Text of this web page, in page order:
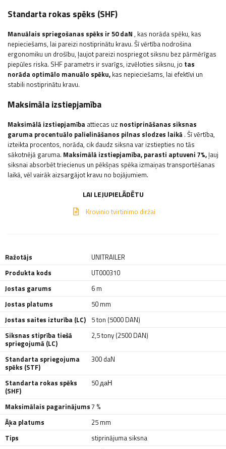
Standarta rokas spēks (SHF)
Manuālais spriegošanas spēks ir 50 daN , kas norāda spēku, kas
nepieciešams, lai pareizi nostiprinātu kravu. Šī vērtība nodrošina
ergonomiku un drošību, ļaujot pareizi nospriegot siksnu bez pārmērīgas
piepūles riska. SHF parametrs ir svarīgs, izvēloties siksnu, jo tas
norāda optimālo manuālo spēku, kas nepieciešams, lai efektīvi un
stabili nostiprinātu kravu.
Maksimāla izstiepjamība
Maksimālā izstiepjamība attiecas uz nostiprināšanas siksnas
garuma procentuālo palielināšanos pilnas slodzes laikā . Šī vērtība,
izteikta procentos, norāda, cik daudz siksna var izstiepties no tās
sākotnējā garuma. Maksimālā izstiepjamība, parasti aptuveni 7%, ļauj
siksnai absorbēt triecienus un pēkšņas spēka izmaiņas transportēšanas
laikā, vēl vairāk aizsargājot kravu no bojājumiem.
LAI LEJUPIELĀDĒTU
Krovinio tvirtinimo diržai
Ražotājs
UNITRAILER
Produkta kods
UT000310
Jostas garums
6 m
Jostas platums
50 mm
Jostas saites izturība (LC) 5 ton (5000 DAN)
Siksnas stiprība tiešā
spriegojumā (LC)
2,5 tony (2500 DAN)
Standarta spriegojuma
spēks (STF)
300 daN
Standarta rokas spēks
(SHF)
50 даН
Maksimālais pagarinājums7 %
Āķa platums
25 mm
Tips
stiprinājuma siksna